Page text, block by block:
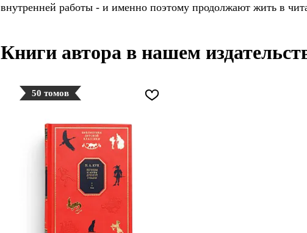
внутренней работы - и именно поэтому продолжают жить в
Книги автора в нашем
50 томов